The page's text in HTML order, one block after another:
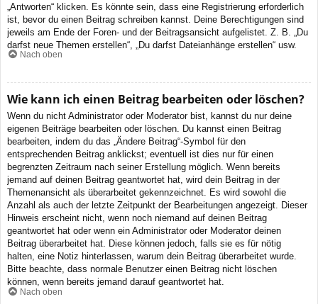
„Antworten“ klicken. Es könnte sein, dass eine Registrierung erforderlich
ist, bevor du einen Beitrag schreiben kannst. Deine Berechtigungen sind
jeweils am Ende der Foren- und der Beitragsansicht aufgelistet. Z. B. „Du
darfst neue Themen erstellen“, „Du darfst Dateianhänge erstellen“ usw.
Nach oben
Wie kann ich einen Beitrag bearbeiten oder löschen?
Wenn du nicht Administrator oder Moderator bist, kannst du nur deine
eigenen Beiträge bearbeiten oder löschen. Du kannst einen Beitrag
bearbeiten, indem du das „Ändere Beitrag“-Symbol für den
entsprechenden Beitrag anklickst; eventuell ist dies nur für einen
begrenzten Zeitraum nach seiner Erstellung möglich. Wenn bereits
jemand auf deinen Beitrag geantwortet hat, wird dein Beitrag in der
Themenansicht als überarbeitet gekennzeichnet. Es wird sowohl die
Anzahl als auch der letzte Zeitpunkt der Bearbeitungen angezeigt. Dieser
Hinweis erscheint nicht, wenn noch niemand auf deinen Beitrag
geantwortet hat oder wenn ein Administrator oder Moderator deinen
Beitrag überarbeitet hat. Diese können jedoch, falls sie es für nötig
halten, eine Notiz hinterlassen, warum dein Beitrag überarbeitet wurde.
Bitte beachte, dass normale Benutzer einen Beitrag nicht löschen
können, wenn bereits jemand darauf geantwortet hat.
Nach oben